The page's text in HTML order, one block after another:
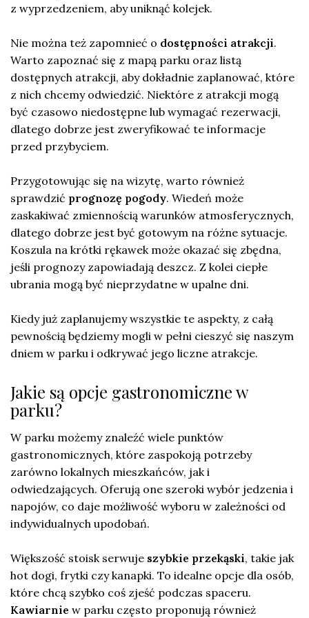
z wyprzedzeniem, aby uniknąć kolejek.
Nie można też zapomnieć o dostępności atrakcji.
Warto zapoznać się z mapą parku oraz listą
dostępnych atrakcji, aby dokładnie zaplanować, które
z nich chcemy odwiedzić. Niektóre z atrakcji mogą
być czasowo niedostępne lub wymagać rezerwacji,
dlatego dobrze jest zweryfikować te informacje
przed przybyciem.
Przygotowując się na wizytę, warto również
sprawdzić prognozę pogody. Wiedeń może
zaskakiwać zmiennością warunków atmosferycznych,
dlatego dobrze jest być gotowym na różne sytuacje.
Koszula na krótki rękawek może okazać się zbędna,
jeśli prognozy zapowiadają deszcz. Z kolei ciepłe
ubrania mogą być nieprzydatne w upalne dni.
Kiedy już zaplanujemy wszystkie te aspekty, z całą
pewnością będziemy mogli w pełni cieszyć się naszym
dniem w parku i odkrywać jego liczne atrakcje.
Jakie są opcje gastronomiczne w
parku?
W parku możemy znaleźć wiele punktów
gastronomicznych, które zaspokoją potrzeby
zarówno lokalnych mieszkańców, jak i
odwiedzających. Oferują one szeroki wybór jedzenia i
napojów, co daje możliwość wyboru w zależności od
indywidualnych upodobań.
Większość stoisk serwuje szybkie przekąski, takie jak
hot dogi, frytki czy kanapki. To idealne opcje dla osób,
które chcą szybko coś zjeść podczas spaceru.
Kawiarnie w parku często proponują również